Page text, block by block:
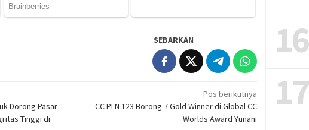
SEBARKAN
Dorong Pasar
Tinggi di
Pos berikutnya
CC PLN 123 Borong 7 Gold Winner di Global CC
Worlds Award Yunani
16
17